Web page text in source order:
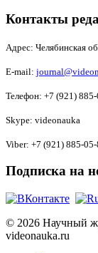
Контакты
Адрес: Челябинская
E-mail:
Телефон: +7 (921)
Skype: videonauka
Viber: +7 (921) 885-05-
Подписка на
© 2026 Научный
videonauka.ru